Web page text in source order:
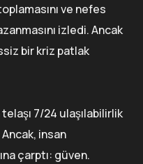
ve nefes
izledi. Ancak
bir kriz patlak
7/24 ulaşılabilirlik
insan
çarptı: güven.